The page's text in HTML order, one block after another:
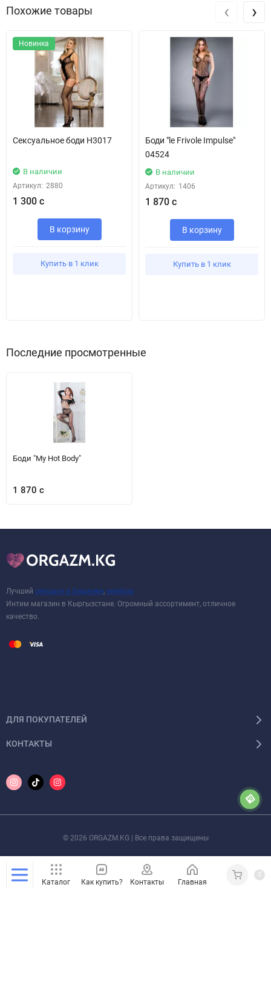
Похожие товары
Новинка
Сексуальное боди H3017
В наличии
Артикул: 2880
1 300 с
В корзину
Купить в 1 клик
Боди "le Frivole Impulse"
04524
В наличии
Артикул: 1406
1 870 с
В корзину
Купить в 1 клик
‹ ›
Последние просмотренные
Боди "My Hot Body"
1 870 с
Лучший сексшоп в Бишкеке sexshop
Интим магазин в Кыргызстане. Огромный ассортимент, отличное
качество.
ДЛЯ ПОКУПАТЕЛЕЙ
КОНТАКТЫ
© 2026 ORGAZM.KG | Все права защищены
Каталог Как купить? Контакты Главная Кабинет
0